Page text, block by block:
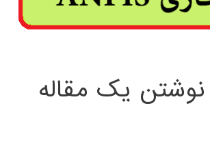
یک مقاله